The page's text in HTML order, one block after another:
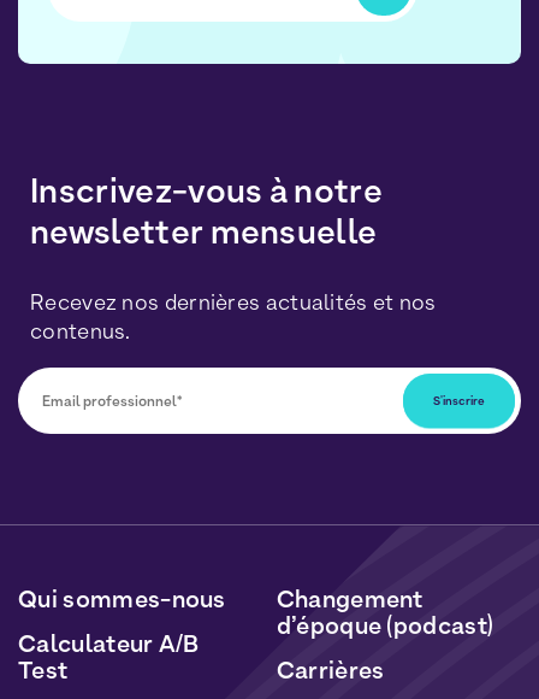
Inscrivez-vous à notre
newsletter mensuelle
Recevez nos dernières actualités et nos
contenus.
données seront traitées conformément à notre
et deCookies
Qui sommes-nous
Calculateur A/B
Test
Changement
d’époque (podcast)
Carrières